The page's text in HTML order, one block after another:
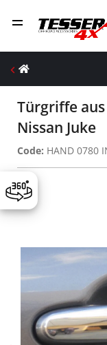
Türgriffe
Nissan Juke
Code: HAND 0780